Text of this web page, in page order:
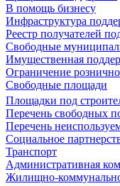
В помощь бизнесу
Инфраструктура
Реестр получателей
Свободные
Имущественная
Ограничение
Свободные площади
Площадки под
Перечень свободных
Перечень
Социальное
Транспорт
Административная
Жилищно-